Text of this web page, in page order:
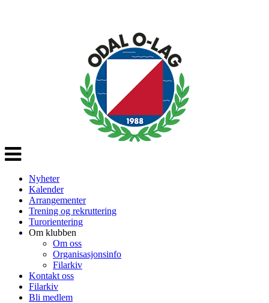
Veksle
navigasjon
Nyheter
Kalender
Arrangementer
Trening og rekruttering
Turorientering
Om klubben
Om oss
Organisasjonsinfo
Filarkiv
Kontakt oss
Filarkiv
Bli medlem